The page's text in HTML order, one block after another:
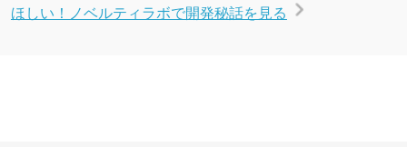
ほしい！ノベルティラボで開発秘話を見る